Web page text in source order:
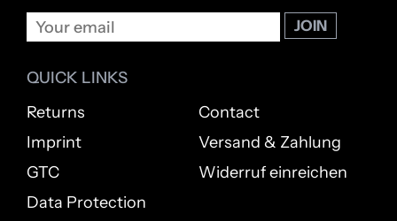
QUICK LINKS
Returns
Imprint
GTC
Data Protection
Contact
Versand & Zahlung
Widerruf einreichen